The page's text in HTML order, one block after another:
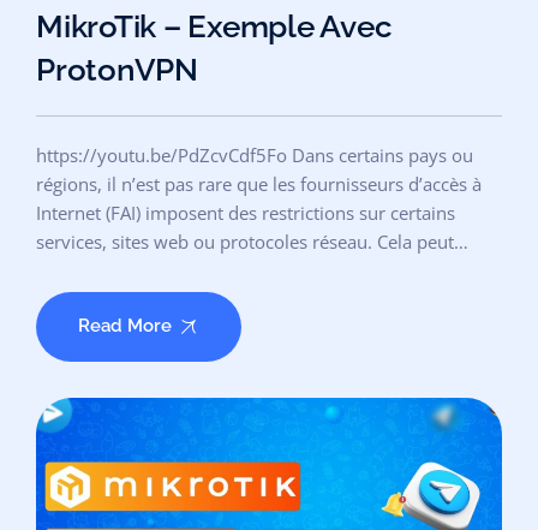
MikroTik – Exemple Avec
ProtonVPN
https://youtu.be/PdZcvCdf5Fo Dans certains pays ou
régions, il n’est pas rare que les fournisseurs d’accès à
Internet (FAI) imposent des restrictions sur certains
services, sites web ou protocoles réseau. Cela peut…
Read More